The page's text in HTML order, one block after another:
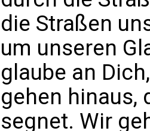
die Straßen
um unseren
glaube an
gehen hinaus,
segnet. Wir